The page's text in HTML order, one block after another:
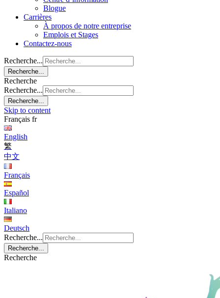
Blogue
Carrières
À propos de notre entreprise
Emplois et Stages
Contactez-nous
Recherche...
Recherche...
Recherche
Recherche...
Recherche...
Skip to content
Français fr
English
繁
中文
Français
Español
Italiano
Deutsch
Recherche...
Recherche...
Recherche